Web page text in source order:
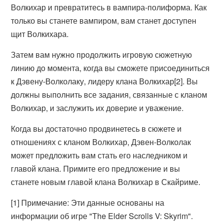
Волкихар и превратитесь в вампира-полиформа. Как
только вы станете вампиром, вам станет доступен
щит Волкихара.
Затем вам нужно продолжить игровую сюжетную
линию до момента, когда вы сможете присоединиться
к Дэвену-Волколаку, лидеру клана Волкихар[2]. Вы
должны выполнить все задания, связанные с кланом
Волкихар, и заслужить их доверие и уважение.
Когда вы достаточно продвинетесь в сюжете и
отношениях с кланом Волкихар, Дэвен-Волколак
может предложить вам стать его наследником и
главой клана. Примите его предложение и вы
станете новым главой клана Волкихар в Скайриме.
[1] Примечание: Эти данные основаны на
информации об игре "The Elder Scrolls V: Skyrim".